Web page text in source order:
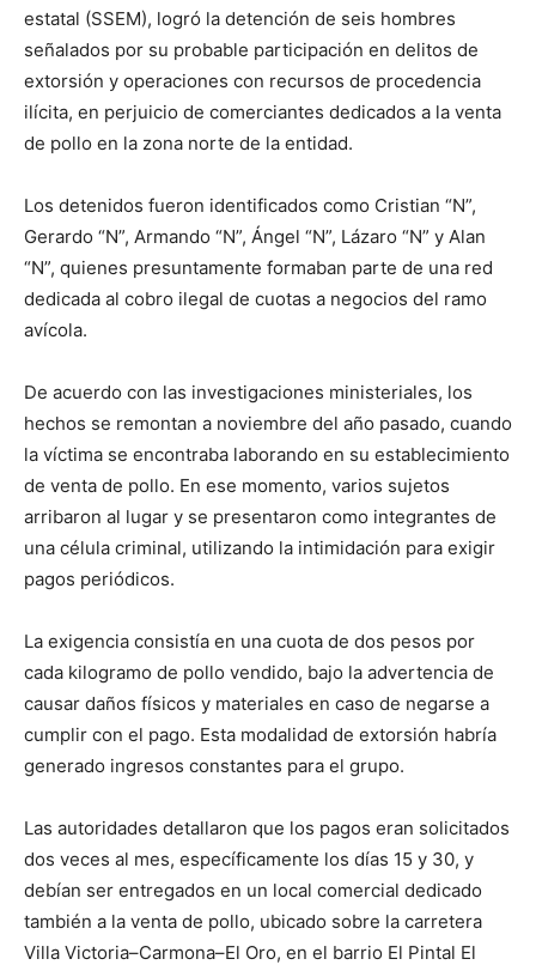
estatal (SSEM), logró la detención de seis hombres
señalados por su probable participación en delitos de
extorsión y operaciones con recursos de procedencia
ilícita, en perjuicio de comerciantes dedicados a la venta
de pollo en la zona norte de la entidad.
Los detenidos fueron identificados como Cristian “N”,
Gerardo “N”, Armando “N”, Ángel “N”, Lázaro “N” y Alan
“N”, quienes presuntamente formaban parte de una red
dedicada al cobro ilegal de cuotas a negocios del ramo
avícola.
De acuerdo con las investigaciones ministeriales, los
hechos se remontan a noviembre del año pasado, cuando
la víctima se encontraba laborando en su establecimiento
de venta de pollo. En ese momento, varios sujetos
arribaron al lugar y se presentaron como integrantes de
una célula criminal, utilizando la intimidación para exigir
pagos periódicos.
La exigencia consistía en una cuota de dos pesos por
cada kilogramo de pollo vendido, bajo la advertencia de
causar daños físicos y materiales en caso de negarse a
cumplir con el pago. Esta modalidad de extorsión habría
generado ingresos constantes para el grupo.
Las autoridades detallaron que los pagos eran solicitados
dos veces al mes, específicamente los días 15 y 30, y
debían ser entregados en un local comercial dedicado
también a la venta de pollo, ubicado sobre la carretera
Villa Victoria–Carmona–El Oro, en el barrio El Pintal El